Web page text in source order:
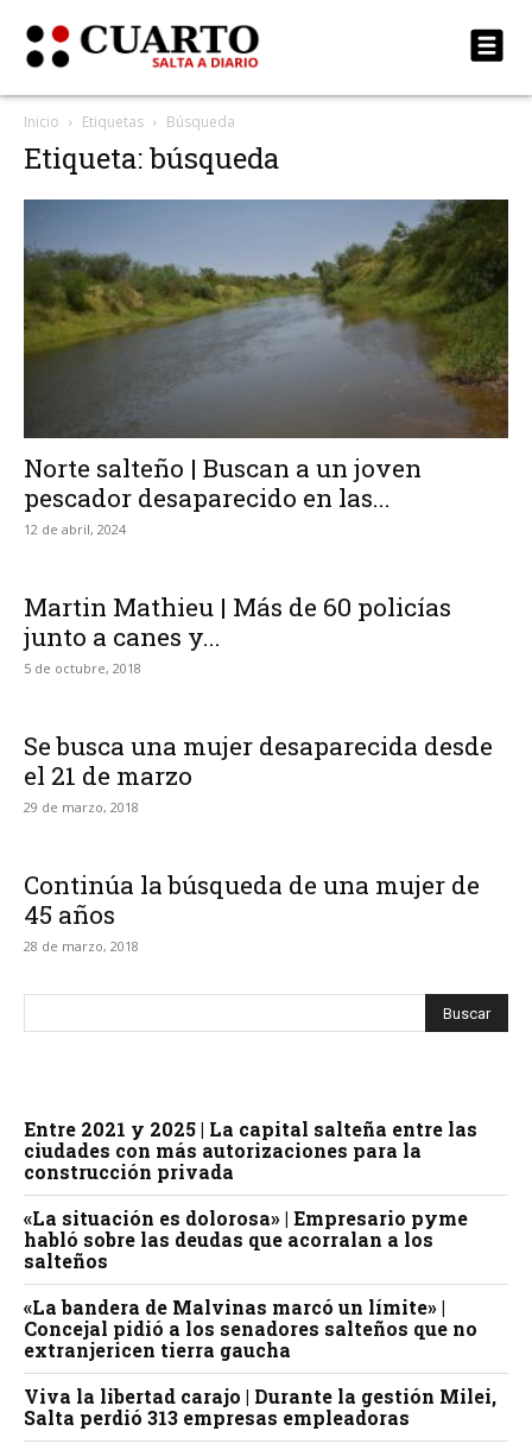
Inicio Etiquetas Búsqueda
Etiqueta: búsqueda
Norte salteño | Buscan a un joven
pescador desaparecido en las...
12 de abril, 2024
Martin Mathieu | Más de 60 policías
junto a canes y...
5 de octubre, 2018
Se busca una mujer desaparecida desde
el 21 de marzo
29 de marzo, 2018
Continúa la búsqueda de una mujer de
45 años
28 de marzo, 2018
Entre 2021 y 2025 | La capital salteña entre las
ciudades con más autorizaciones para la
construcción privada
«La situación es dolorosa» | Empresario pyme
habló sobre las deudas que acorralan a los
salteños
«La bandera de Malvinas marcó un límite» |
Concejal pidió a los senadores salteños que no
extranjericen tierra gaucha
Viva la libertad carajo | Durante la gestión Milei,
Salta perdió 313 empresas empleadoras